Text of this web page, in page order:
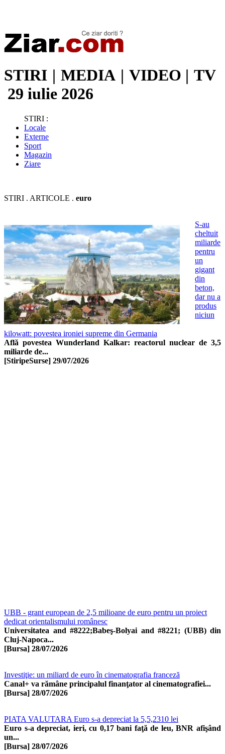
STIRI | MEDIA | VIDEO | TV
29 iulie 2026
STIRI :
Locale
Externe
Sport
Magazin
Ziare
STIRI . ARTICOLE . euro
S-au
cheltuit
miliarde
pentru
un
gigant
din
beton,
dar nu a
produs
niciun
kilowatt: povestea ironiei supreme din Germania
Află povestea Wunderland Kalkar: reactorul nuclear de 3,5
miliarde de...
[StiripeSurse] 29/07/2026
UBB - grant european de 2,5 milioane de euro pentru un proiect
dedicat orientalismului românesc
Universitatea and #8222;Babeş-Bolyai and #8221; (UBB) din
Cluj-Napoca...
[Bursa] 28/07/2026
Investiţie: un miliard de euro în cinematografia franceză
Canal+ va rămâne principalul finanţator al cinematografiei...
[Bursa] 28/07/2026
PIATA VALUTARA Euro s-a depreciat la 5,5,2310 lei
Euro s-a depreciat, ieri, cu 0,17 bani faţă de leu, BNR afişând
un...
[Bursa] 28/07/2026